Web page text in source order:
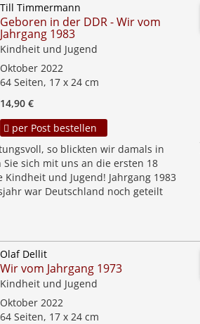
Till Timmermann
Geboren in der DDR - Wir vom
Jahrgang 1983
Kindheit und Jugend
Oktober 2022
64 Seiten, 17 x 24 cm
14,90 €
per Post bestellen
so blickten wir damals in
sich mit uns an die ersten 18
Kindheit und Jugend! Jahrgang 1983
war Deutschland noch geteilt
Olaf Dellit
Wir vom Jahrgang 1973
Kindheit und Jugend
Oktober 2022
64 Seiten, 17 x 24 cm